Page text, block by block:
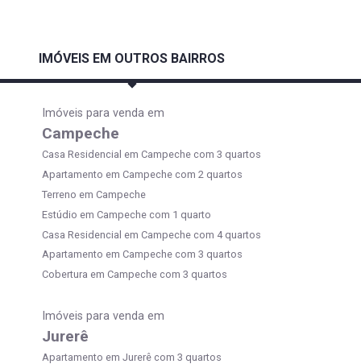
IMÓVEIS EM OUTROS BAIRROS
Imóveis para venda em
Campeche
Casa Residencial em Campeche com 3 quartos
Apartamento em Campeche com 2 quartos
Terreno em Campeche
Estúdio em Campeche com 1 quarto
Casa Residencial em Campeche com 4 quartos
Apartamento em Campeche com 3 quartos
Cobertura em Campeche com 3 quartos
Imóveis para venda em
Jurerê
Apartamento em Jurerê com 3 quartos